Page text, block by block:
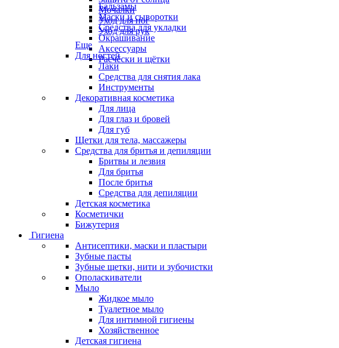
Мочалки
Уход для ног
Уход для рук
Бальзамы
Маски и сыворотки
Средства для укладки
Окрашивание
Аксессуары
Расчёски и щётки
Еще
Для ногтей
Лаки
Средства для снятия лака
Инструменты
Декоративная косметика
Для лица
Для глаз и бровей
Для губ
Щетки для тела, массажеры
Средства для бритья и депиляции
Бритвы и лезвия
Для бритья
После бритья
Средства для депиляции
Детская косметика
Косметички
Бижутерия
Гигиена
Антисептики, маски и пластыри
Зубные пасты
Зубные щетки, нити и зубочистки
Ополаскиватели
Мыло
Жидкое мыло
Туалетное мыло
Для интимной гигиены
Хозяйственное
Детская гигиена